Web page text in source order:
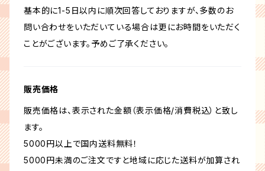
基本的に1-5日以内に順次回答しておりますが、多数のお
問い合わせをいただいている場合は更にお時間をいただく
ことがございます。予めご了承ください。
販売価格
販売価格は、表示された金額（表示価格/消費税込）と致し
ます。
5000円以上で国内送料無料！
5000円未満のご注文ですと地域に応じた送料が加算され